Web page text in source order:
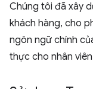
Chúng tôi đã xây
khách hàng, cho
ngôn ngữ chính
thực cho nhân